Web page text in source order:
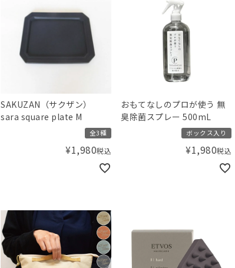
SAKUZAN（サクザン）
sara square plate M
全3種
¥1,980税込
おもてなしのプロが使う 無
臭除菌スプレー 500mL
ボックス入り
¥1,980税込